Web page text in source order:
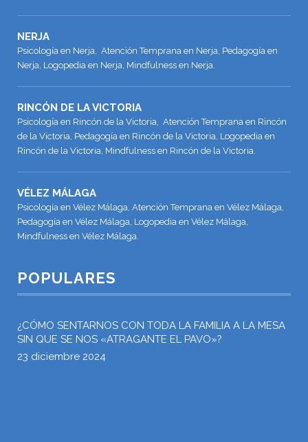
NERJA
Psicología en Nerja, Atención Temprana en Nerja, Pedagogía en
Nerja, Logopedia en Nerja, Mindfulness en Nerja.
RINCÓN DE LA VICTORIA
Psicología en Rincón de la Victoria, Atención Temprana en Rincón
de la Victoria, Pedagogía en Rincón de la Victoria, Logopedia en
Rincón de la Victoria, Mindfulness en Rincón de la Victoria.
VÉLEZ MÁLAGA
Psicología en Vélez Málaga, Atención Temprana en Vélez Málaga,
Pedagogía en Vélez Málaga, Logopedia en Vélez Málaga,
Mindfulness en Vélez Málaga.
POPULARES
¿CÓMO SENTARNOS CON TODA LA FAMILIA A LA MESA
SIN QUE SE NOS «ATRAGANTE EL PAVO»?
23 diciembre 2024